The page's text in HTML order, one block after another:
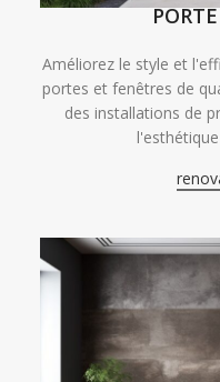
Améliorez le style et
portes et fenêtres de
des installations de